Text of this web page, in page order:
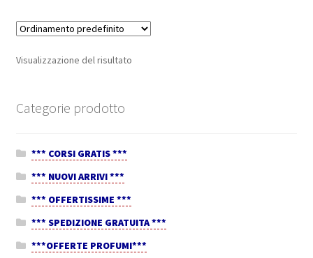
Visualizzazione del risultato
Categorie prodotto
*** CORSI GRATIS ***
*** NUOVI ARRIVI ***
*** OFFERTISSIME ***
*** SPEDIZIONE GRATUITA ***
***OFFERTE PROFUMI***